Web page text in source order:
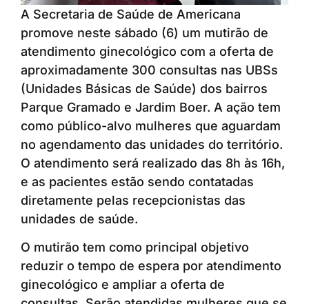
A Secretaria de Saúde de Americana
promove neste sábado (6) um mutirão de
atendimento ginecológico com a oferta de
aproximadamente 300 consultas nas UBSs
(Unidades Básicas de Saúde) dos bairros
Parque Gramado e Jardim Boer. A ação tem
como público-alvo mulheres que aguardam
no agendamento das unidades do território.
O atendimento será realizado das 8h às 16h,
e as pacientes estão sendo contatadas
diretamente pelas recepcionistas das
unidades de saúde.
O mutirão tem como principal objetivo
reduzir o tempo de espera por atendimento
ginecológico e ampliar a oferta de